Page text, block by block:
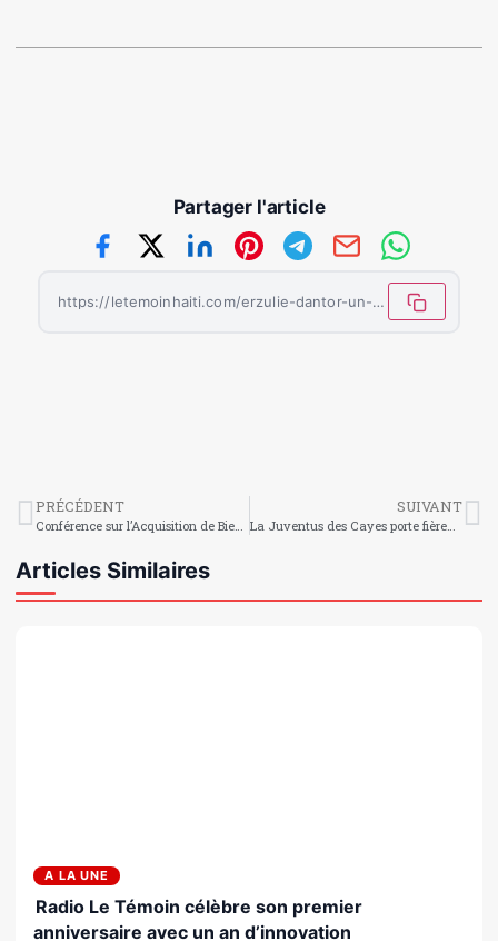
Partager l'article
https://letemoinhaiti.com/erzulie-dantor-un-diner-necessaire-honorer-la-force-guerriere-et-maternelle-du-vodou/
PRÉCÉDENT SUIVANT
La Juventus des Cayes porte fièrement les couleurs d’Haïti en République Dominicaine
Articles Similaires
A LA UNE
Radio Le Témoin célèbre son premier
anniversaire avec un an d’innovation